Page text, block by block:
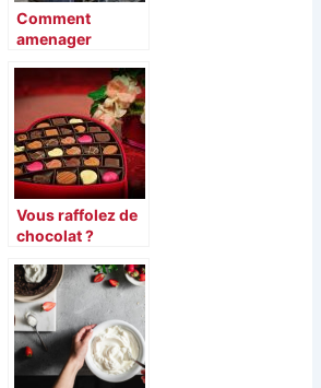
Comment
amenager
efficacement la
cuisine ?
Vous raffolez de
chocolat ?
comment vous
pouvez bien faire
votre choix ?